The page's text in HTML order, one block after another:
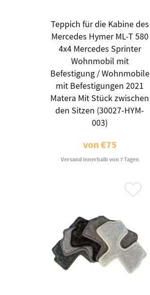
Teppich für die Kabine des
Mercedes Hymer ML-T 580
4x4 Mercedes Sprinter
Wohnmobil mit
Befestigung / Wohnmobile
mit Befestigungen 2021
Matera Mit Stück zwischen
den Sitzen (30027-HYM-
003)
von€75
Versand innerhalb von 7 Tagen